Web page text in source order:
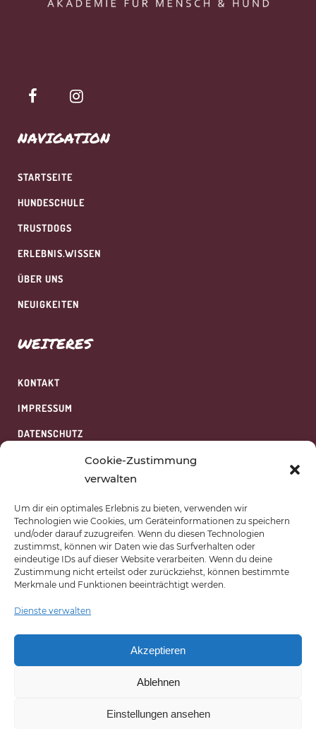
Cookie-Zustimmung
verwalten
Um dir ein optimales Erlebnis zu bieten, verwenden wir
Technologien wie Cookies, um Geräteinformationen zu speichern
und/oder darauf zuzugreifen. Wenn du diesen Technologien
zustimmst, können wir Daten wie das Surfverhalten oder
eindeutige IDs auf dieser Website verarbeiten. Wenn du deine
Zustimmung nicht erteilst oder zurückziehst, können bestimmte
Merkmale und Funktionen beeinträchtigt werden.
Dienste verwalten
Akzeptieren
Ablehnen
Einstellungen ansehen
NAVIGATION
STARTSEITE
HUNDESCHULE
TRUSTDOGS
ERLEBNIS.WISSEN
ÜBER UNS
NEUIGKEITEN
WEITERES
KONTAKT
IMPRESSUM
DATENSCHUTZ
HAFTUNGSAUSSCHLUSS
WIDERRUFSBELEHRUNG
COOKIES
AGB
ÜBER UNS
AKADEMIE VAN SCHEWICK
53340 MECKENHEIM
+49 2225 / 75 05
HALLO@VAN-SCHEWICK.COM